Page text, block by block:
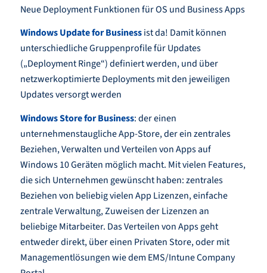
Neue Deployment Funktionen für OS und Business Apps
Windows Update for Businessist da! Damit können
unterschiedliche Gruppenprofile für Updates
(„Deployment Ringe“) definiert werden, und über
netzwerkoptimierte Deployments mit den jeweiligen
Updates versorgt werden
Windows Store for Business: der einen
unternehmenstaugliche App-Store, der ein zentrales
Beziehen, Verwalten und Verteilen von Apps auf
Windows 10 Geräten möglich macht. Mit vielen Features,
die sich Unternehmen gewünscht haben: zentrales
Beziehen von beliebig vielen App Lizenzen, einfache
zentrale Verwaltung, Zuweisen der Lizenzen an
beliebige Mitarbeiter. Das Verteilen von Apps geht
entweder direkt, über einen Privaten Store, oder mit
Managementlösungen wie dem EMS/Intune Company